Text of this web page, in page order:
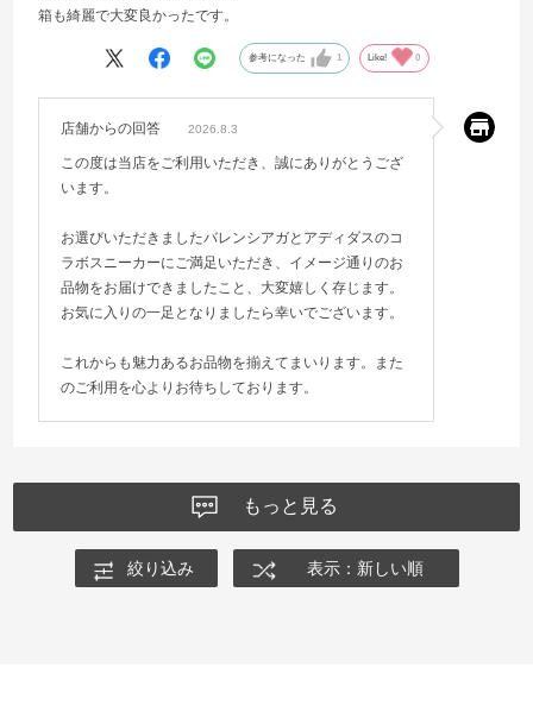
箱も綺麗で大変良かったです。
参考になった 1 Like! 0
店舗からの回答 2026.8.3
この度は当店をご利用いただき、誠にありがとうござ
います。
お選びいただきましたバレンシアガとアディダスのコ
ラボスニーカーにご満足いただき、イメージ通りのお
品物をお届けできましたこと、大変嬉しく存じます。
お気に入りの一足となりましたら幸いでございます。
これからも魅力あるお品物を揃えてまいります。また
のご利用を心よりお待ちしております。
もっと見る
絞り込み 表示：新しい順